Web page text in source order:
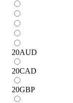
20AUD
20CAD
20GBP